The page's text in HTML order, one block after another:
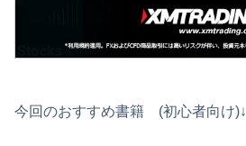
今回のおすすめ書籍 (初心者向け)↓